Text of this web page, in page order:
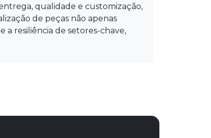
qualidade e customização,
de peças não apenas
a resiliência de setores-chave,